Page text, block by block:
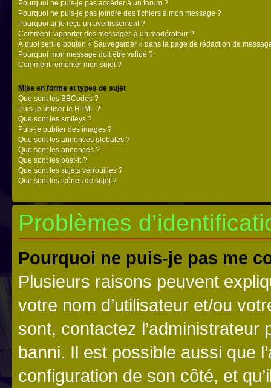
Pourquoi ne puis-je pas accéder à un forum ?
Pourquoi ne puis-je pas joindre des fichiers à mon message ?
Pourquoi ai-je reçu un avertissement ?
Comment rapporter des messages à un modérateur ?
À quoi sert le bouton « Sauvegarder » dans la page de rédaction de
Pourquoi mon message doit être validé ?
Comment remonter mon sujet ?
Mise en forme et types de sujet
Que sont les BBCodes ?
Puis-je utiliser le HTML ?
Que sont les smileys ?
Puis-je publier des images ?
Que sont les annonces globales ?
Que sont les annonces ?
Que sont les post-it ?
Que sont les sujets verrouillés ?
Que sont les icônes de sujet ?
Problèmes
Pourquoi ne puis-je pas me
Plusieurs raisons peuvent
votre nom d’utilisateur et/ou
sont, contactez l’administrateur
banni. Il est possible aussi que
configuration de son côté, et